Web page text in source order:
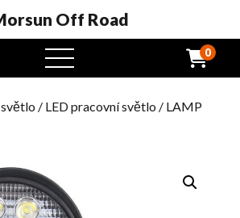
Off Road
Otevřená
nabídka
0
/ LED pracovní světlo / LAMP